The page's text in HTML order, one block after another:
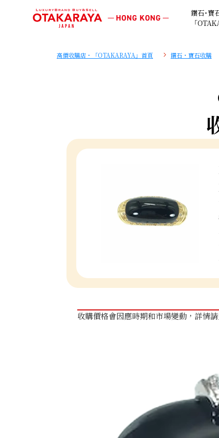
鑽石･寶
「
高價收購店・「OTAKARAYA」首頁 鑽石・寶石收購
收購價格會因應時期和市場變動，詳情